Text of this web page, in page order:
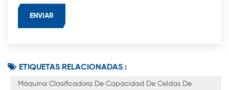
ETIQUETAS RELACIONADAS :
Máquina Clasificadora De Capacidad De Celdas De